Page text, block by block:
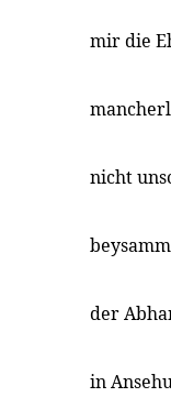
mir die
nicht
der
in